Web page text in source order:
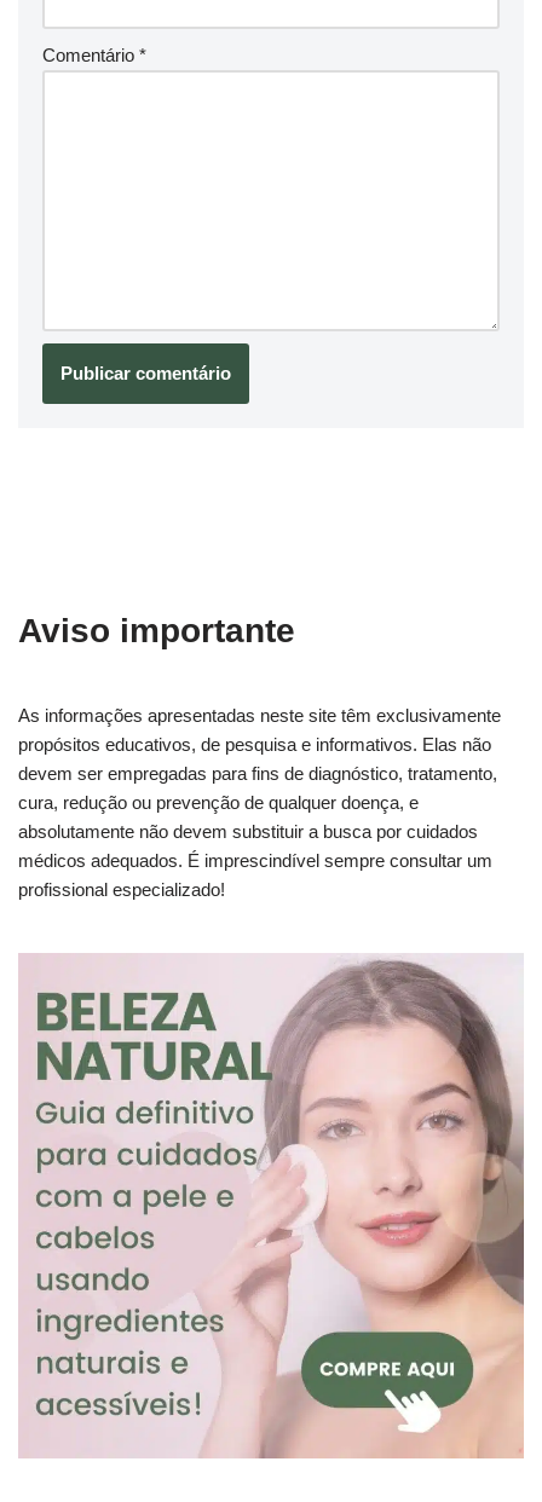
Comentário *
Aviso importante
As informações apresentadas neste site têm exclusivamente
propósitos educativos, de pesquisa e informativos. Elas não
devem ser empregadas para fins de diagnóstico, tratamento,
cura, redução ou prevenção de qualquer doença, e
absolutamente não devem substituir a busca por cuidados
médicos adequados. É imprescindível sempre consultar um
profissional especializado!